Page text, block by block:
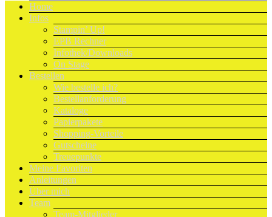
Home
Infos
Stampin’ Up!
EPB Rechner
Infothek/Downloads
On Stage
Bestellen
Wie bestelle ich?
Bestellanforderung
Kataloge
Papierpakete
Shopping-Vorteile
Gutscheine
Treuepunkte
Meine Favoriten
Anleitungen
Über mich
Team
Team-Mitglieder